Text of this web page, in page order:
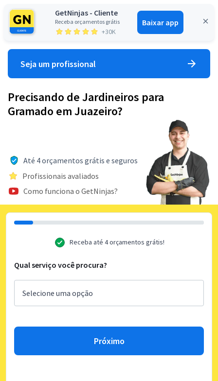
GetNinjas - Cliente
Receba orçamentos grátis
+30K
Baixar app
Entrar
Seja um profissional
Precisando de Jardineiros para
Gramado em Juazeiro?
Até 4 orçamentos grátis e seguros
Profissionais avaliados
Como funciona o GetNinjas?
Receba até 4 orçamentos grátis!
Qual serviço você procura?
Próximo